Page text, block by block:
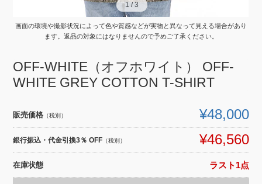
1 /3
1 /3
画面の環境や撮影状況によって色や質感などが実物と異なって見える場合があり
ます。返品の対象にはなりませんので予めご了承ください。
OFF-WHITE（オフホワイト） OFF-
WHITE GREY COTTON T-SHIRT
販売価格 （税別） ¥48,000
銀行振込・代金引換3％ OFF （税別） ¥46,560
在庫状態 ラスト1点